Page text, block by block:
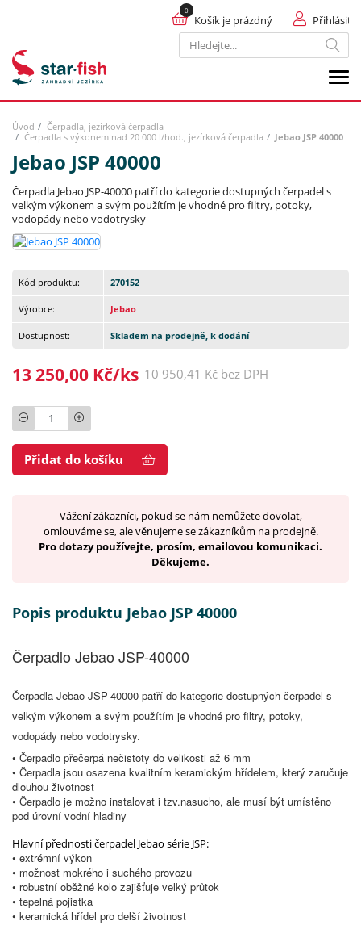
Hledat
Přihlásit
Košík je prázdný
Úvod
Čerpadla, jezírková čerpadla
Čerpadla s výkonem nad 20 000 l/hod., jezírková čerpadla
Jebao JSP 40000
Jebao JSP 40000
Čerpadla Jebao JSP-40000 patří do kategorie dostupných čerpadel s
velkým výkonem a svým použítím je vhodné pro filtry, potoky,
vodopády nebo vodotrysky
Kód produktu: 270152
Výrobce: Jebao
Dostupnost: Skladem na prodejně, k dodání
13 250,00 Kč/ks 10 950,41 Kč bez DPH
Počet
Přidat do košíku
Vážení zákazníci, pokud se nám nemůžete dovolat,
omlouváme se, ale věnujeme se zákazníkům na prodejně.
Pro dotazy používejte, prosím, emailovou komunikaci.
Děkujeme.
Popis produktu Jebao JSP 40000
Čerpadlo Jebao JSP-40000
Čerpadla Jebao JSP-40000 patří do kategorie dostupných čerpadel s
velkým výkonem a svým použítím je vhodné pro filtry, potoky,
vodopády nebo vodotrysky.
• Čerpadlo přečerpá nečistoty do velikosti až 6 mm
• Čerpadla jsou osazena kvalitním keramickým hřídelem, který zaručuje
dlouhou životnost
• Čerpadlo je možno instalovat i tzv.nasucho, ale musí být umístěno
pod úrovní vodní hladiny
Hlavní přednosti čerpadel Jebao série JSP:
• extrémní výkon
• možnost mokrého i suchého provozu
• robustní oběžné kolo zajišťuje velký průtok
• tepelná pojistka
• keramická hřídel pro delší životnost